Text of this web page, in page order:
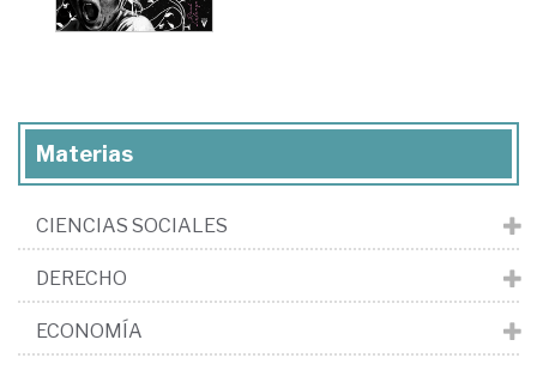
Materias
CIENCIAS SOCIALES
DERECHO
ECONOMÍA